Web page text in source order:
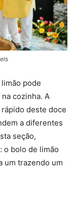
pode
cozinha. A
deste doce
a diferentes
seção,
o bolo de limão
um trazendo um